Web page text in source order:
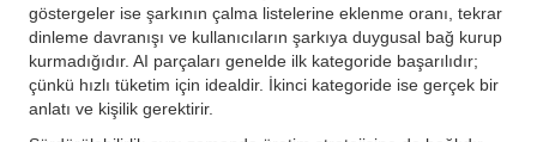
göstergeler ise şarkının çalma listelerine eklenme oranı, tekrar
dinleme davranışı ve kullanıcıların şarkıya duygusal bağ kurup
kurmadığıdır. AI parçaları genelde ilk kategoride başarılıdır;
çünkü hızlı tüketim için idealdir. İkinci kategoride ise gerçek bir
anlatı ve kişilik gerektirir.